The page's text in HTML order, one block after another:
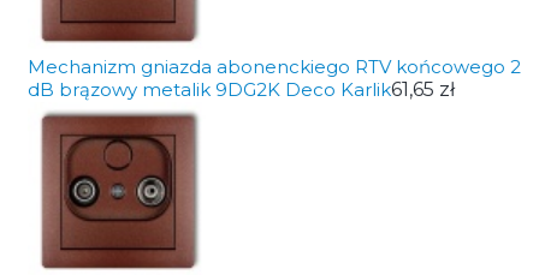
Mechanizm gniazda abonenckiego RTV końcowego 2
dB brązowy metalik 9DG2K Deco Karlik61,65 zł